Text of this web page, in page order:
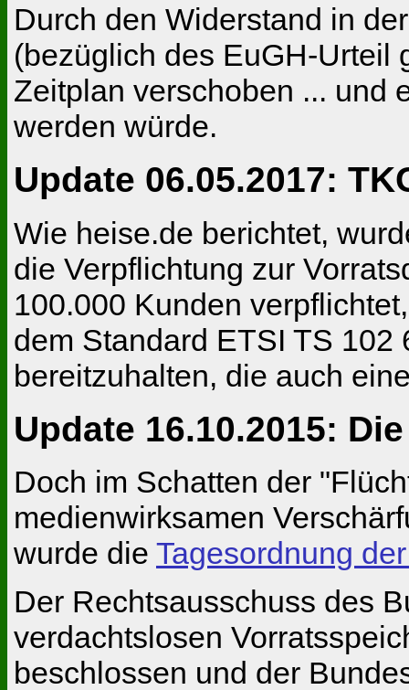
Durch den Widerstand in
(bezüglich des EuGH-Urteil
Zeitplan verschoben ... und
werden würde.
Update 06.05.2017:
Wie heise.de berichtet,
die Verpflichtung zur
100.000 Kunden
dem Standard ETSI TS 102
bereitzuhalten, die auch
Update 16.10.2015:
Doch im Schatten der
medienwirksamen
wurde die Tagesordnung
Der Rechtsausschuss des
verdachtslosen
beschlossen und der